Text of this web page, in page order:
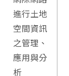
進行土地
空間資訊
之管理、
應用與分
析